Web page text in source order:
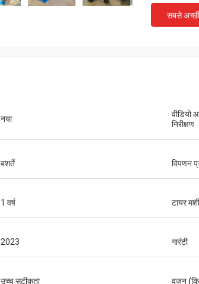
सबसे
नया
वीडियो
निरीक्षण
बशर्ते विपणन
1 वर्ष टायर
2023 गारंटी
उच्च सटीकता वजन